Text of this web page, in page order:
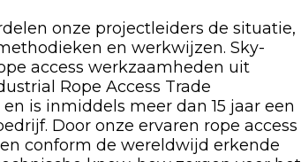
onze projectleiders de situatie,
en werkwijzen. Sky-
access werkzaamheden uit
Rope Access Trade
is inmiddels meer dan 15 jaar een
Door onze ervaren rope access
conform de wereldwijd erkende